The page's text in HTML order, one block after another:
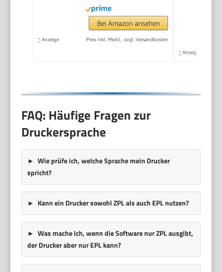
Bei Amazon ansehen
* Anzeige Preis inkl. MwSt., zzgl. Versandkosten
* Anzeige
FAQ: Häufige Fragen zur
Druckersprache
Wie prüfe ich, welche Sprache mein Drucker
spricht?
Kann ein Drucker sowohl ZPL als auch EPL nutzen?
Was mache ich, wenn die Software nur ZPL ausgibt,
der Drucker aber nur EPL kann?